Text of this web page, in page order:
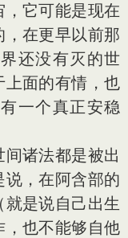
它可能是现在
在更早以前那
还没有灭的世
面的有情，也
一个真正安稳
诸法都是被出
，在阿含部的
是说自己出生
，也不能够自他